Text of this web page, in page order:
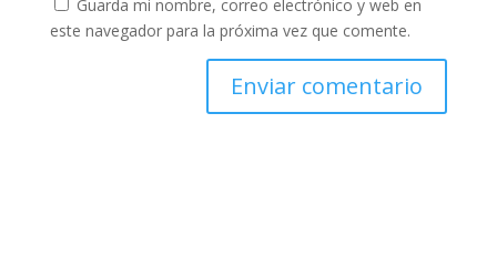
Guarda mi nombre, correo electrónico y web en
este navegador para la próxima vez que comente.